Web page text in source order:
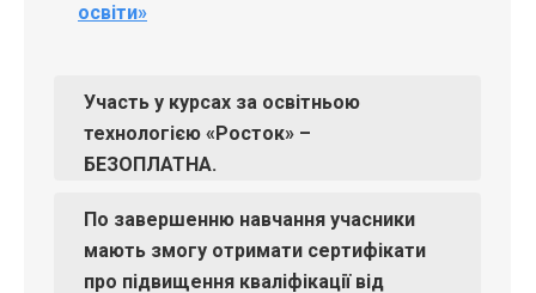
освіти»
Участь у курсах за освітньою
технологією «Росток» –
БЕЗОПЛАТНА.
По завершенню навчання учасники
мають змогу отримати сертифікати
про підвищення кваліфікації від